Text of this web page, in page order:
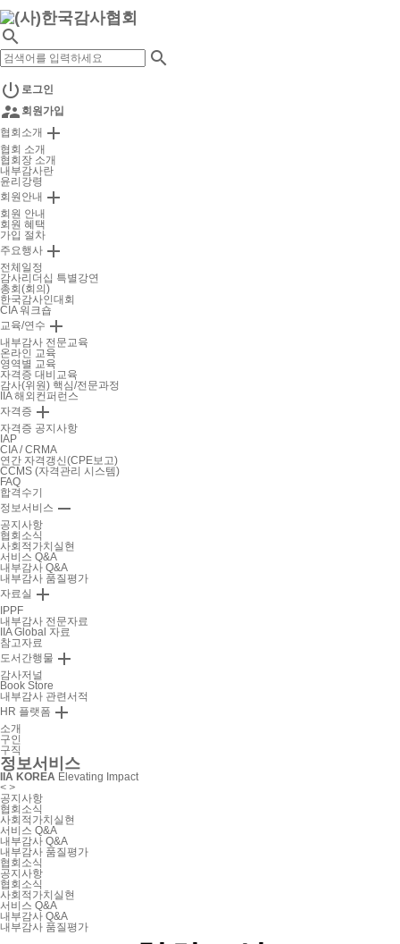


 로그인
 회원가입
협회소개 
협회 소개
협회장 소개
내부감사란
윤리강령
회원안내 
회원 안내
회원 혜택
가입 절차
주요행사 
전체일정
감사리더십 특별강연
총회(회의)
한국감사인대회
CIA 워크숍
교육/연수 
내부감사 전문교육
온라인 교육
영역별 교육
자격증 대비교육
감사(위원) 핵심/전문과정
IIA 해외컨퍼런스
자격증 
자격증 공지사항
IAP
CIA / CRMA
연간 자격갱신(CPE보고)
CCMS (자격관리 시스템)
FAQ
합격수기
정보서비스 
공지사항
협회소식
사회적가치실현
서비스 Q&A
내부감사 Q&A
내부감사 품질평가
자료실 
IPPF
내부감사 전문자료
IIA Global 자료
참고자료
도서간행물 
감사저널
Book Store
내부감사 관련서적
HR 플랫폼 
소개
구인
구직
정보서비스
IIA KOREA Elevating Impact
< >
공지사항
협회소식
사회적가치실현
서비스 Q&A
내부감사 Q&A
내부감사 품질평가
협회소식
공지사항
협회소식
사회적가치실현
서비스 Q&A
내부감사 Q&A
내부감사 품질평가